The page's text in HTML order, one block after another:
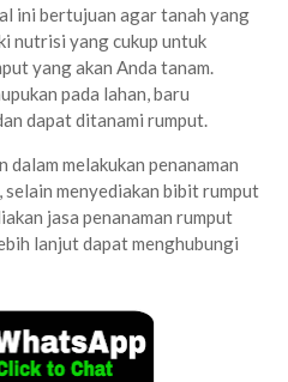
ini bertujuan agar tanah yang
nutrisi yang cukup untuk
yang akan Anda tanam.
pada lahan, baru
dapat ditanami rumput.
melakukan penanaman
menyediakan bibit rumput
jasa penanaman rumput
lanjut dapat menghubungi